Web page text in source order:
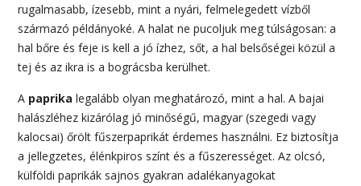
rugalmasabb, ízesebb, mint a nyári, felmelegedett vízből
származó példányoké. A halat ne pucoljuk meg túlságosan: a
hal bőre és feje is kell a jó ízhez, sőt, a hal belsőségei közül a
tej és az ikra is a bográcsba kerülhet.
A paprika legalább olyan meghatározó, mint a hal. A bajai
halászléhez kizárólag jó minőségű, magyar (szegedi vagy
kalocsai) őrölt fűszerpaprikát érdemes használni. Ez biztosítja
a jellegzetes, élénkpiros színt és a fűszerességet. Az olcsó,
külföldi paprikák sajnos gyakran adalékanyagokat